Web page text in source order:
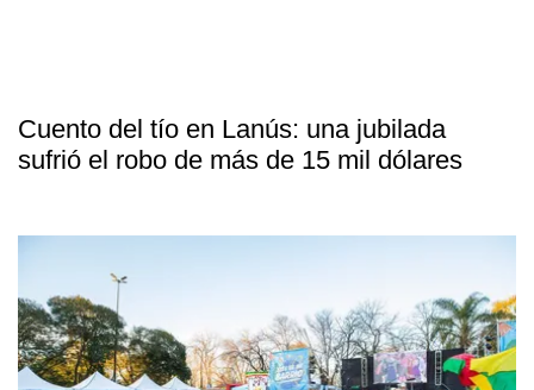
Cuento del tío en Lanús: una jubilada
sufrió el robo de más de 15 mil dólares